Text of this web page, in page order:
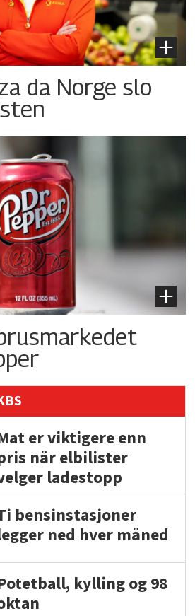
da Norge slo
er viktigere enn
når elbilister
ladestopp
bensinstasjoner
ned hver måned
kylling og 98